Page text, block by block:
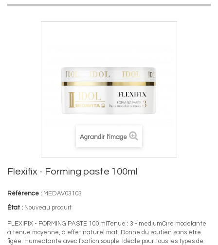
Agrandir l'image
Flexifix - Forming paste 100ml
Référence : MEDAV03103
État : Nouveau produit
FLEXIFIX - FORMING PASTE 100 mlTenue : 3 - mediumCire modelante
à tenue moyenne, à effet naturel mat. Donne du soutien sans être
figée. Humectante avec fixation souple. Idéale pour tous les types de